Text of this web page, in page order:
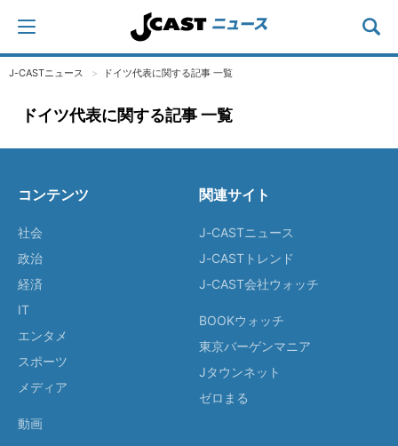
J-CASTニュース ドイツ代表に関する記事 一覧
ドイツ代表に関する記事 一覧
コンテンツ
社会
政治
経済
IT
エンタメ
スポーツ
メディア
動画
関連サイト
J-CASTニュース
J-CASTトレンド
J-CAST会社ウォッチ
BOOKウォッチ
東京バーゲンマニア
Jタウンネット
ゼロまる